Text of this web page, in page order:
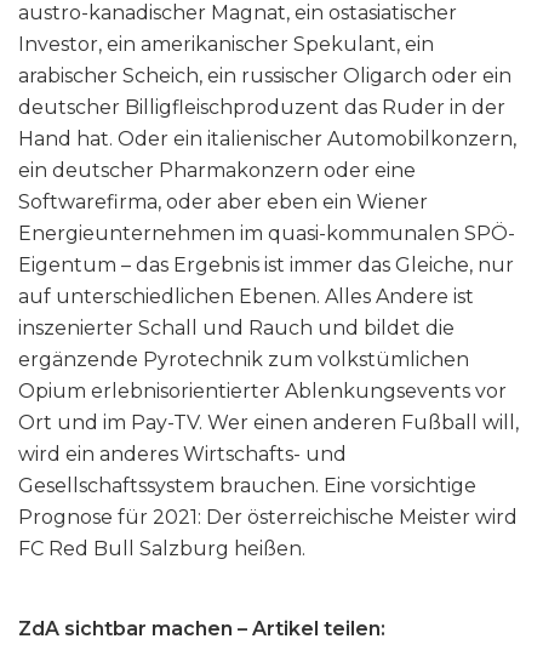
austro-kanadischer Magnat, ein ostasiatischer
Investor, ein amerikanischer Spekulant, ein
arabischer Scheich, ein russischer Oligarch oder ein
deutscher Billigfleischproduzent das Ruder in der
Hand hat. Oder ein italienischer Automobilkonzern,
ein deutscher Pharmakonzern oder eine
Softwarefirma, oder aber eben ein Wiener
Energieunternehmen im quasi-kommunalen SPÖ-
Eigentum – das Ergebnis ist immer das Gleiche, nur
auf unterschiedlichen Ebenen. Alles Andere ist
inszenierter Schall und Rauch und bildet die
ergänzende Pyrotechnik zum volkstümlichen
Opium erlebnisorientierter Ablenkungsevents vor
Ort und im Pay-TV. Wer einen anderen Fußball will,
wird ein anderes Wirtschafts- und
Gesellschaftssystem brauchen. Eine vorsichtige
Prognose für 2021: Der österreichische Meister wird
FC Red Bull Salzburg heißen.
ZdA sichtbar machen – Artikel teilen: